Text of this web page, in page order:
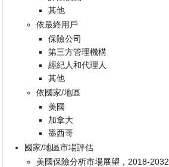
其他
依最終用戶
保險公司
第三方管理機構
經紀人和代理人
其他
依國家/地區
美國
加拿大
墨西哥
國家/地區市場評估
美國保險分析市場展望，2018-2032